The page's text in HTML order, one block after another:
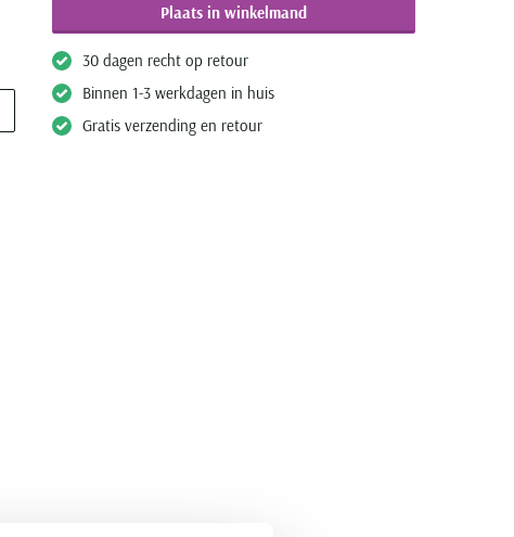
Plaats in winkelmand
30 dagen recht op retour
Binnen 1-3 werkdagen in huis
Gratis verzending en retour